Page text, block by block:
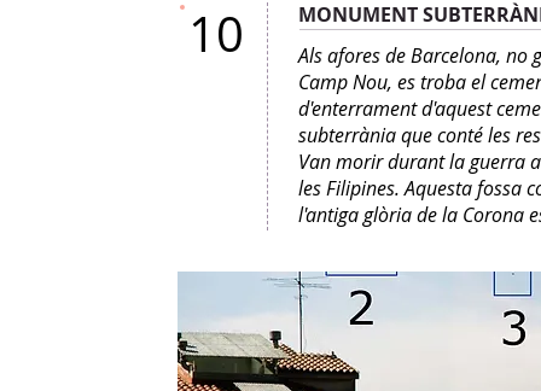
10
MONUMENT
Als afores de Barcelona, no
Camp Nou, es troba el
d'enterrament d'aquest
subterrània que conté les
Van morir durant la guerra
les Filipines. Aquesta fossa
l'antiga glòria de la Corona